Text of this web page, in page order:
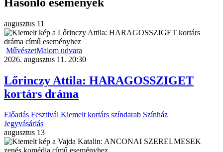
augusztus 11
MűvészetMalom udvara
2026. augusztus 11. 20:30
Lőrinczy Attila: HARAGOSSZIGET
kortárs dráma
Előadás Fesztivál Kiemeltkortárs színdarab Színház
Jegyvásárlás
augusztus 13